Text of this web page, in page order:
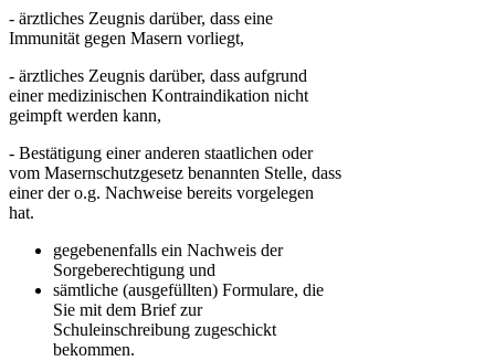
- ärztliches Zeugnis darüber, dass eine
Immunität gegen Masern vorliegt,
- ärztliches Zeugnis darüber, dass aufgrund
einer medizinischen Kontraindikation nicht
geimpft werden kann,
- Bestätigung einer anderen staatlichen oder
vom Masernschutzgesetz benannten Stelle, dass
einer der o.g. Nachweise bereits vorgelegen
hat.
gegebenenfalls ein Nachweis der
Sorgeberechtigung und
sämtliche (ausgefüllten) Formulare, die
Sie mit dem Brief zur
Schuleinschreibung zugeschickt
bekommen.